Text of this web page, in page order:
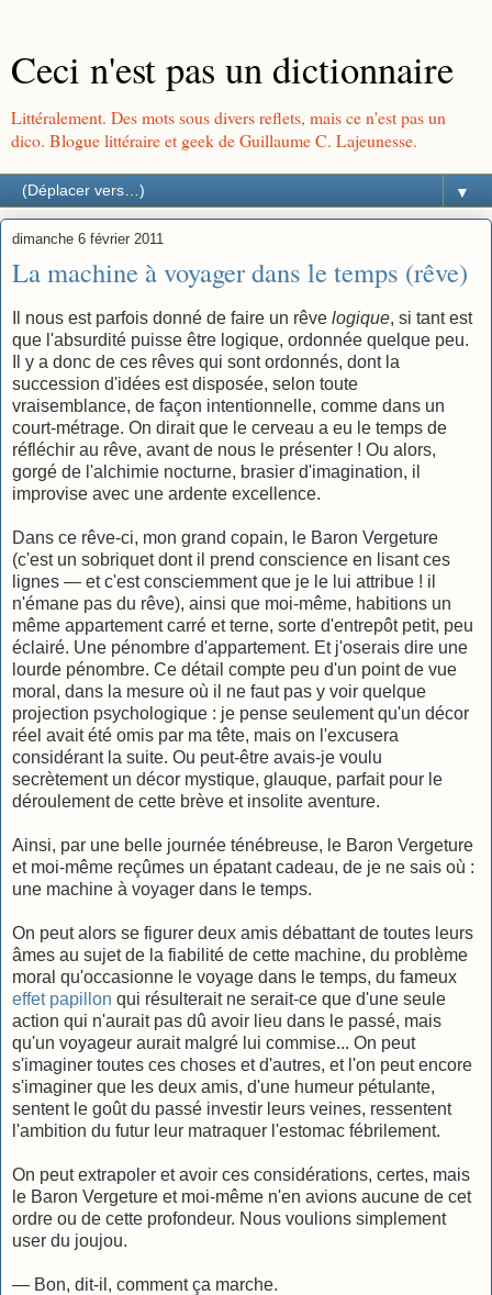
Ceci n'est pas un dictionnaire
Littéralement. Des mots sous divers reflets, mais ce n'est pas un
dico. Blogue littéraire et geek de Guillaume C. Lajeunesse.
▼
dimanche 6 février 2011
La machine à voyager dans le temps (rêve)
Il nous est parfois donné de faire un rêve logique, si tant est
que l'absurdité puisse être logique, ordonnée quelque peu.
Il y a donc de ces rêves qui sont ordonnés, dont la
succession d'idées est disposée, selon toute
vraisemblance, de façon intentionnelle, comme dans un
court-métrage. On dirait que le cerveau a eu le temps de
réfléchir au rêve, avant de nous le présenter ! Ou alors,
gorgé de l'alchimie nocturne, brasier d'imagination, il
improvise avec une ardente excellence.
Dans ce rêve-ci, mon grand copain, le Baron Vergeture
(c'est un sobriquet dont il prend conscience en lisant ces
lignes — et c'est consciemment que je le lui attribue ! il
n'émane pas du rêve), ainsi que moi-même, habitions un
même appartement carré et terne, sorte d'entrepôt petit, peu
éclairé. Une pénombre d'appartement. Et j'oserais dire une
lourde pénombre. Ce détail compte peu d'un point de vue
moral, dans la mesure où il ne faut pas y voir quelque
projection psychologique : je pense seulement qu'un décor
réel avait été omis par ma tête, mais on l'excusera
considérant la suite. Ou peut-être avais-je voulu
secrètement un décor mystique, glauque, parfait pour le
déroulement de cette brève et insolite aventure.
Ainsi, par une belle journée ténébreuse, le Baron Vergeture
et moi-même reçûmes un épatant cadeau, de je ne sais où :
une machine à voyager dans le temps.
On peut alors se figurer deux amis débattant de toutes leurs
âmes au sujet de la fiabilité de cette machine, du problème
moral qu'occasionne le voyage dans le temps, du fameux
effet papillon qui résulterait ne serait-ce que d'une seule
action qui n'aurait pas dû avoir lieu dans le passé, mais
qu'un voyageur aurait malgré lui commise... On peut
s'imaginer toutes ces choses et d'autres, et l'on peut encore
s'imaginer que les deux amis, d'une humeur pétulante,
sentent le goût du passé investir leurs veines, ressentent
l'ambition du futur leur matraquer l'estomac fébrilement.
On peut extrapoler et avoir ces considérations, certes, mais
le Baron Vergeture et moi-même n'en avions aucune de cet
ordre ou de cette profondeur. Nous voulions simplement
user du joujou.
— Bon, dit-il, comment ça marche.